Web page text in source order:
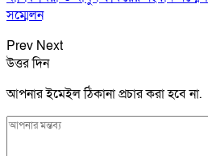
সম্মেলন
Prev Next
উত্তর দিন
আপনার ইমেইল ঠিকানা প্রচার করা হবে না.